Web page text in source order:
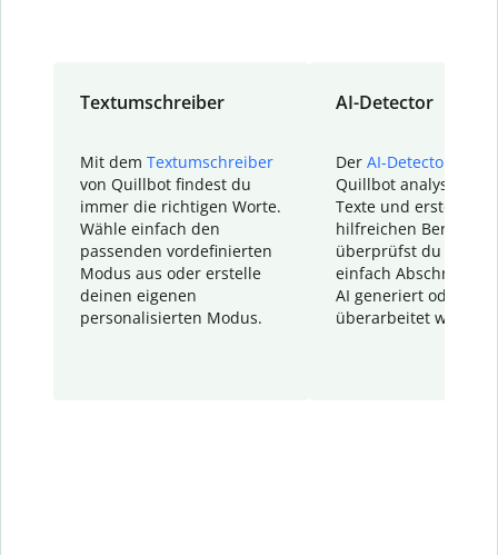
Textumschreiber
Mit dem Textumschreiber
von Quillbot findest du
immer die richtigen Worte.
Wähle einfach den
passenden vordefinierten
Modus aus oder erstelle
deinen eigenen
personalisierten Modus.
AI-Detector
Der AI-Detector
Quillbot analysiert
Texte und erstellt
hilfreichen Bericht.
überprüfst du
einfach Abschnitte,
AI generiert oder
überarbeitet wurden.